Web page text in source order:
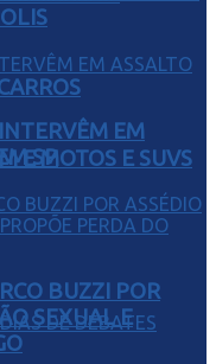
E MOTOS E SUVS
EM
SP
BUZZI POR
SEXUAL E